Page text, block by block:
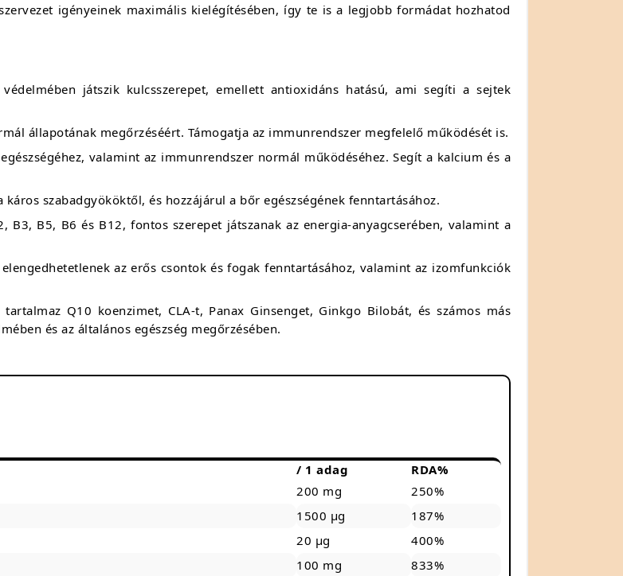
igényeinek maximális kielégítésében, így te is a legjobb formádat hozhatod
játszik kulcsszerepet, emellett antioxidáns hatású, ami segíti a sejtek
állapotának megőrzéséért. Támogatja az immunrendszer megfelelő működését is.
valamint az immunrendszer normál működéséhez. Segít a kalcium és a
szabadgyököktől, és hozzájárul a bőr egészségének fenntartásához.
B3, B5, B6 és B12, fontos szerepet játszanak az energia-anyagcserében, valamint a
elengedhetetlenek az erős csontok és fogak fenntartásához, valamint az izomfunkciók
Q10 koenzimet, CLA-t, Panax Ginsenget, Ginkgo Bilobát, és számos más
és az általános egészség megőrzésében.
/ 1 adag
RDA%
200 mg
250%
1500 µg
187%
20 µg
400%
100 mg
833%